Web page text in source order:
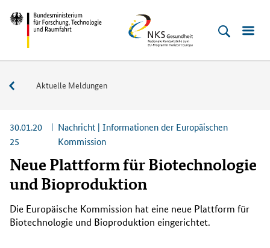
Direkt
zum
Inhalt
(Eingabetaste)
Direkt
zum
Hauptmenu
(Eingabetaste)
Direkt
zur
Suche
(Eingabetaste)
Direkt
zur
Fußleiste
(Enter)
Bundesministerium
und
NKS
Gesundheit
Service
Aktuelle Meldungen
30.01.20
25
Nachricht | Informationen der Europäischen
Kommission
Neue Plattform für Biotechnologie
und Bioproduktion
Die Europäische Kommission hat eine neue Plattform für
Biotechnologie und Bioproduktion eingerichtet.